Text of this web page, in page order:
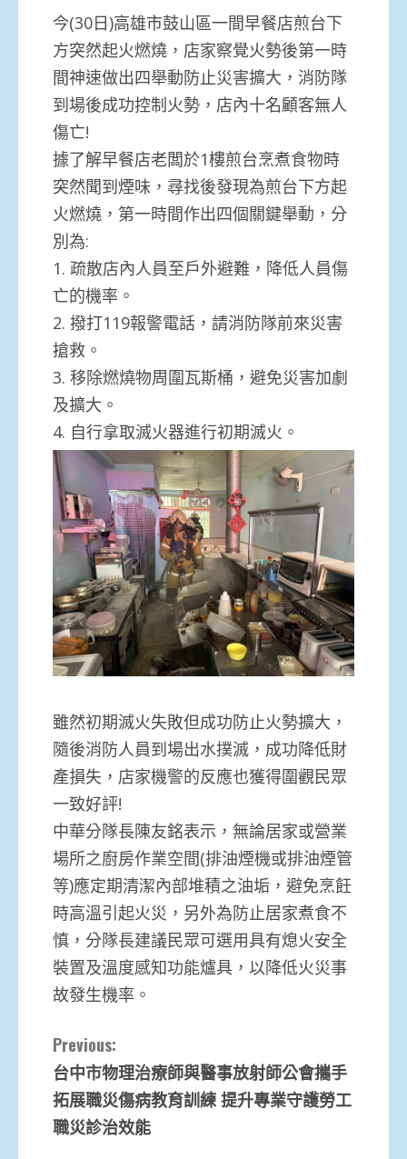
今(30日)高雄市鼓山區一間早餐店煎台下
方突然起火燃燒，店家察覺火勢後第一時
間神速做出四舉動防止災害擴大，消防隊
到場後成功控制火勢，店內十名顧客無人
傷亡!
據了解早餐店老闆於1樓煎台烹煮食物時
突然聞到煙味，尋找後發現為煎台下方起
火燃燒，第一時間作出四個關鍵舉動，分
別為:
1. 疏散店內人員至戶外避難，降低人員傷
亡的機率。
2. 撥打119報警電話，請消防隊前來災害
搶救。
3. 移除燃燒物周圍瓦斯桶，避免災害加劇
及擴大。
4. 自行拿取滅火器進行初期滅火。
雖然初期滅火失敗但成功防止火勢擴大，
隨後消防人員到場出水撲滅，成功降低財
產損失，店家機警的反應也獲得圍觀民眾
一致好評!
中華分隊長陳友銘表示，無論居家或營業
場所之廚房作業空間(排油煙機或排油煙管
等)應定期清潔內部堆積之油垢，避免烹飪
時高溫引起火災，另外為防止居家煮食不
慎，分隊長建議民眾可選用具有熄火安全
裝置及溫度感知功能爐具，以降低火災事
故發生機率。
Continue
Reading
Previous:
台中市物理治療師與醫事放射師公會攜手
拓展職災傷病教育訓練 提升專業守護勞工
職災診治效能